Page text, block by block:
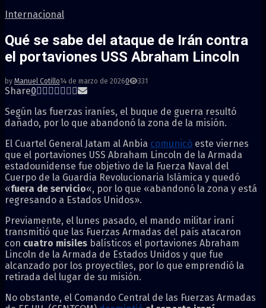
Internacional
Qué se sabe del ataque de Irán contra
el portaviones USS Abraham Lincoln
by Manuel Cotillo14 de marzo de 20260 331
Share0
Según las fuerzas iraníes, el buque de guerra resultó
dañado, por lo que abandonó la zona de la misión.
El Cuartel General Jatam al Anbia comunicó este viernes
que el portaviones USS Abraham Lincoln de la Armada
estadounidense fue objetivo de la Fuerza Naval del
Cuerpo de la Guardia Revolucionaria Islámica y quedó
«fuera de servicio«, por lo que «abandonó la zona y está
regresando a Estados Unidos».
Previamente, el lunes pasado, el mando militar iraní
transmitió que las Fuerzas Armadas del país atacaron
con cuatro misiles balísticos el portaviones Abraham
Lincoln de la Armada de Estados Unidos y que fue
alcanzado por los proyectiles, por lo que emprendió la
retirada del lugar de su misión.
No obstante, el Comando Central de las Fuerzas Armadas